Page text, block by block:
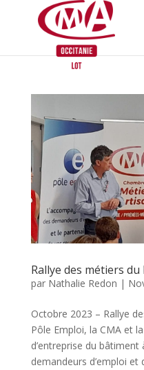
Rallye des métiers
par Nathalie Redon |
Octobre 2023 – Rallye
Pôle Emploi, la CMA et
d’entreprise du
demandeurs d’emploi